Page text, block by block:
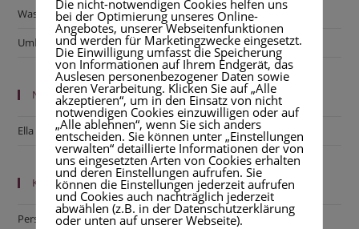
Was kann mein Partner beim Shooting anziehen?
Umbau neues Studio
NEUESTE KOMMENTARE
Ella Produktvorstellung Album
KATEGORIEN
Persönliches
Die nicht-notwendigen Cookies helfen uns
bei der Optimierung unseres Online-
Angebotes, unserer Webseitenfunktionen
und werden für Marketingzwecke eingesetzt.
Die Einwilligung umfasst die Speicherung
von Informationen auf Ihrem Endgerät, das
Auslesen personenbezogener Daten sowie
deren Verarbeitung. Klicken Sie auf „Alle
akzeptieren“, um in den Einsatz von nicht
notwendigen Cookies einzuwilligen oder auf
„Alle ablehnen“, wenn Sie sich anders
entscheiden. Sie können unter „Einstellungen
verwalten“ detaillierte Informationen der von
uns eingesetzten Arten von Cookies erhalten
und deren Einstellungen aufrufen. Sie
können die Einstellungen jederzeit aufrufen
und Cookies auch nachträglich jederzeit
abwählen (z.B. in der Datenschutzerklärung
oder unten auf unserer Webseite).